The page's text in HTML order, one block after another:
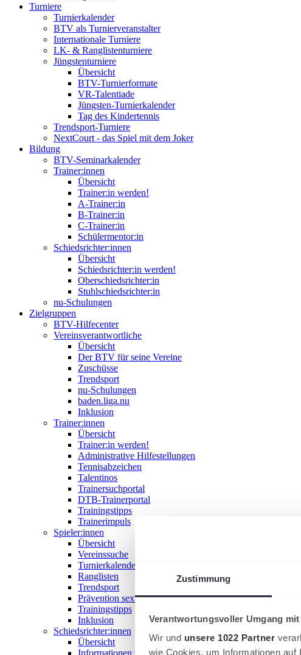
Zustimmung
Verantwortungsvoller Umgang mit
Wir und unsere 1022 Partner
wie Cookies, um Informationen
Turniere
Turnierkalender
BTV als Turnierveranstalter
Internationale Turniere
LK- & Ranglistenturniere
Jüngstenturniere
Übersicht
BTV-Turnierformate
VR-Talentiade
Jüngsten-Turnierkalender
Tag des Kindertennis
Trendsport-Turniere
NextCourt - das Spiel mit dem Joker
Bildung
BTV-Seminarkalender
Trainer:innen
Übersicht
Trainer:in werden!
A-Trainer:in
B-Trainer:in
C-Trainer:in
Schülermentor:in
Schiedsrichter:innen
Übersicht
Schiedsrichter:in werden!
Oberschiedsrichter:in
Stuhlschiedsrichter:in
nu-Schulungen
Zielgruppen
BTV-Hilfecenter
Vereinsverantwortliche
Übersicht
Der BTV für seine Vereine
Zuschüsse
Trendsport
nu-Schulungen
baden.liga.nu
Inklusion
Trainer:innen
Übersicht
Trainer:in werden!
Administrative Hilfestellungen
Tennisabzeichen
Talentinos
Trainersuchportal
DTB-Trainerportal
Trainingstipps
Trainerimpuls
Spieler:innen
Übersicht
Vereinssuche
Turnierkalender
Ranglisten
Trendsport
Prävention sexualisierter Gewalt
Trainingstipps
Inklusion
Schiedsrichter:innen
Übersicht
Informationen zum Schiedsrichterwesen